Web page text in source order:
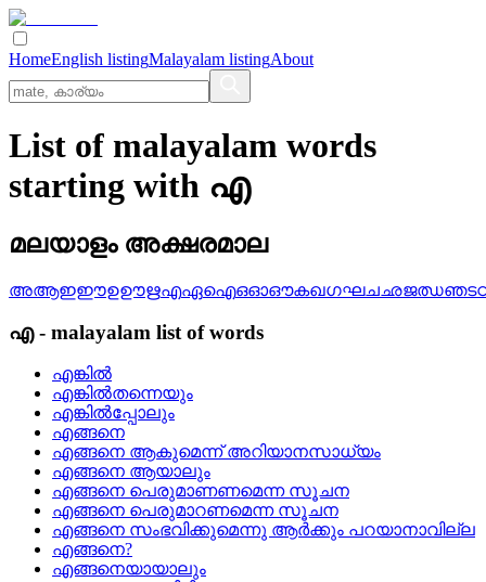
HomeEnglish listingMalayalam listingAbout
List of malayalam words
starting with എ
മലയാളം അക്ഷരമാല
അആഇഈഉഊഋഎഏഐഒഓഔകഖഗഘചഛജഝഞട
എ- malayalam list of words
എങ്കില്‍
എങ്കില്‍തന്നെയും
എങ്കില്‍പ്പോലും
എങ്ങനെ
എങ്ങനെ ആകുമെന്ന്‌ അറിയാനസാധ്യം
എങ്ങനെ ആയാലും
എങ്ങനെ പെരുമാണണമെന്ന സൂചന
എങ്ങനെ പെരുമാറണമെന്ന സൂചന
എങ്ങനെ സംഭവിക്കുമെന്നു ആര്‍ക്കും പറയാനാവില്ല
എങ്ങനെ?
എങ്ങനെയായാലും